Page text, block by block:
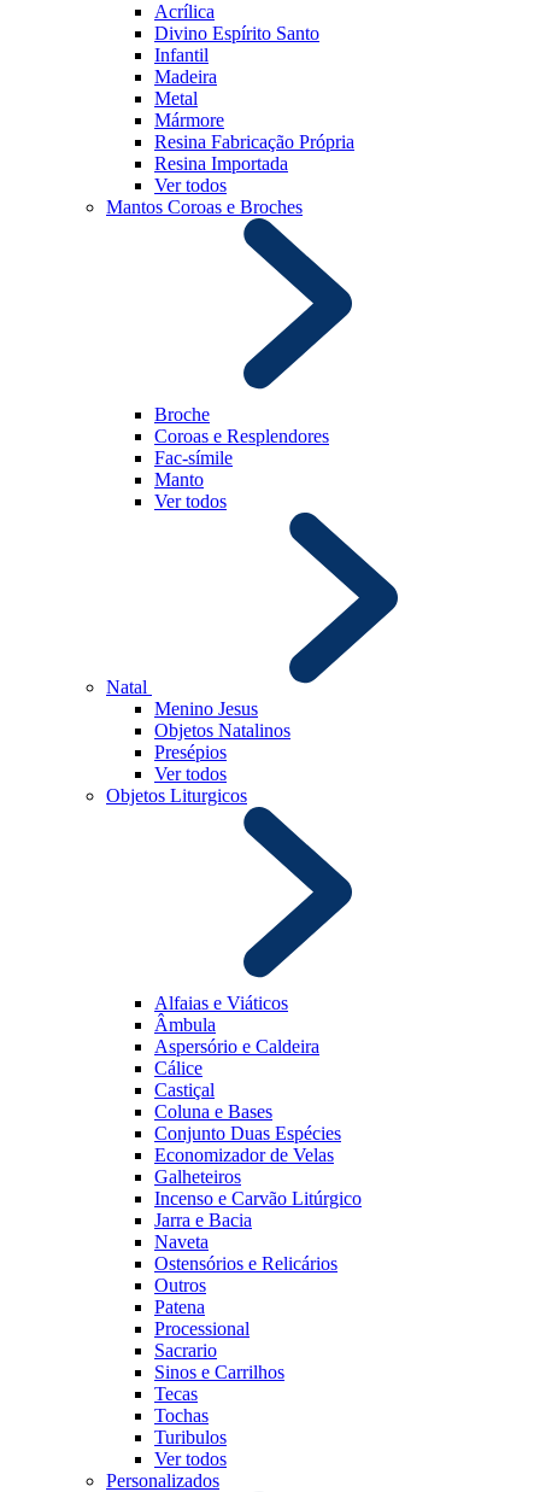
Acrílica
Divino Espírito Santo
Infantil
Madeira
Metal
Mármore
Resina Fabricação Própria
Resina Importada
Ver todos
Mantos Coroas e Broches
Broche
Coroas e Resplendores
Fac-símile
Manto
Ver todos
Natal
Menino Jesus
Objetos Natalinos
Presépios
Ver todos
Objetos Liturgicos
Alfaias e Viáticos
Âmbula
Aspersório e Caldeira
Cálice
Castiçal
Coluna e Bases
Conjunto Duas Espécies
Economizador de Velas
Galheteiros
Incenso e Carvão Litúrgico
Jarra e Bacia
Naveta
Ostensórios e Relicários
Outros
Patena
Processional
Sacrario
Sinos e Carrilhos
Tecas
Tochas
Turibulos
Ver todos
Personalizados